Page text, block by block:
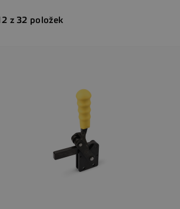
z 32 položek